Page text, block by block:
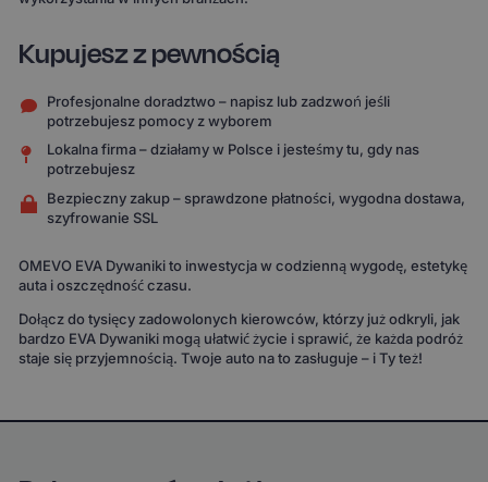
Kupujesz z pewnością
Profesjonalne doradztwo – napisz lub zadzwoń jeśli
potrzebujesz pomocy z wyborem
Lokalna firma – działamy w Polsce i jesteśmy tu, gdy nas
potrzebujesz
Bezpieczny zakup – sprawdzone płatności, wygodna dostawa,
szyfrowanie SSL
OMEVO EVA Dywaniki to inwestycja w codzienną wygodę, estetykę
auta i oszczędność czasu.
Dołącz do tysięcy zadowolonych kierowców, którzy już odkryli, jak
bardzo EVA Dywaniki mogą ułatwić życie i sprawić, że każda podróż
staje się przyjemnością. Twoje auto na to zasługuje – i Ty też!